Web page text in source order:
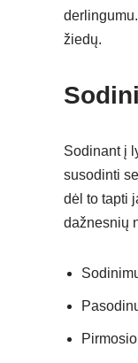
žiedų.
Sodinant į
susodinti
dėl to tapti
dažnesnių